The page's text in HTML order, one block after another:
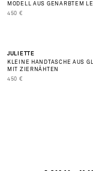
ODELL AUS GENARBTEM
PRIX DE VENTE
450 €
JULIETTE
KLEINE HANDTASCHE AUS
MIT ZIERNÄHTEN
PRIX DE VENTE
450 €